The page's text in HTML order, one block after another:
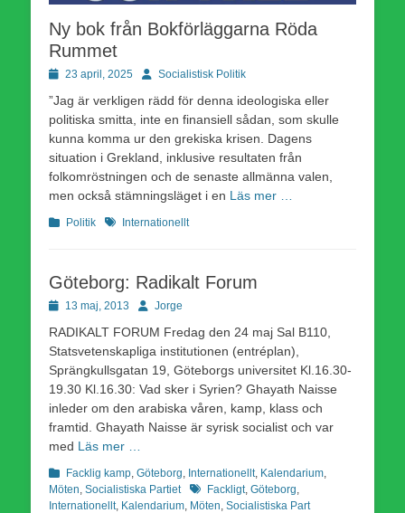
Ny bok från Bokförläggarna Röda
Rummet
Publicerad
23 april, 2025 Författare
Socialistisk Politik
”Jag är verkligen rädd för denna ideologiska eller
politiska smitta, inte en finansiell sådan, som skulle
kunna komma ur den grekiska krisen. Dagens
situation i Grekland, inklusive resultaten från
folkomröstningen och de senaste allmänna valen,
men också stämningsläget i en Läs mer …
Kategorier
Politik EtiketterInternationellt
Göteborg: Radikalt Forum
Publicerad
13 maj, 2013 Författare
Jorge
RADIKALT FORUM Fredag den 24 maj Sal B110,
Statsvetenskapliga institutionen (entréplan),
Sprängkullsgatan 19, Göteborgs universitet Kl.16.30-
19.30 Kl.16.30: Vad sker i Syrien? Ghayath Naisse
inleder om den arabiska våren, kamp, klass och
framtid. Ghayath Naisse är syrisk socialist och var
med Läs mer …
Kategorier
Facklig kamp, Göteborg, Internationellt, Kalendarium,
Möten, Socialistiska Partiet Etiketter
Fackligt, Göteborg,
Internationellt, Kalendarium, Möten, Socialistiska Part